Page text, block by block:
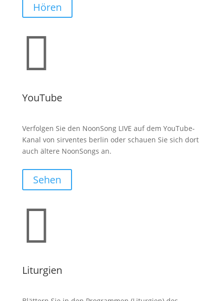
Hören

YouTube
Verfolgen Sie den NoonSong LIVE auf dem YouTube-
Kanal von sirventes berlin oder schauen Sie sich dort
auch ältere NoonSongs an.
Sehen

Liturgien